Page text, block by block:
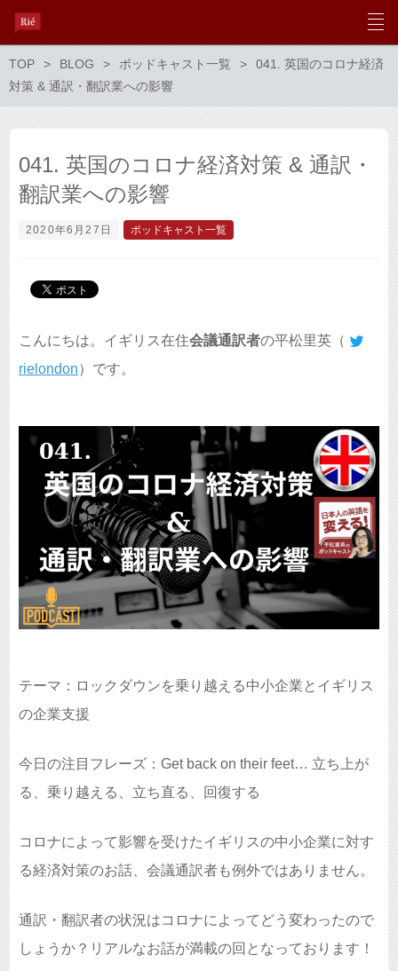
TOP BLOG ポッドキャスト一覧
041. 英国のコロナ経済
対策 & 通訳・翻訳業への影響
041. 英国のコロナ経済対策 & 通訳・
翻訳業への影響
2020年6月27日 ポッドキャスト一覧
こんにちは。イギリス在住会議通訳者の平松里英（
rielondon）です。
テーマ：ロックダウンを乗り越える中小企業とイギリス
の企業支援
今日の注目フレーズ：Get back on their feet… 立ち上が
る、乗り越える、立ち直る、回復する
コロナによって影響を受けたイギリスの中小企業に対す
る経済対策のお話、会議通訳者も例外ではありません。
通訳・翻訳者の状況はコロナによってどう変わったので
しょうか？リアルなお話が満載の回となっております！